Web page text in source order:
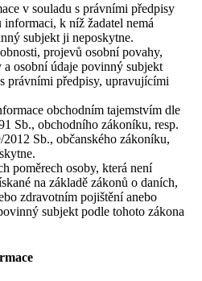
v souladu s právními předpisy
informaci, k níž žadatel nemá
subjekt ji neposkytne.
projevů osobní povahy,
osobní údaje povinný subjekt
právními předpisy, upravujícími
obchodním tajemstvím dle
Sb., obchodního zákoníku, resp.
Sb., občanského zákoníku,
poměrech osoby, která není
na základě zákonů o daních,
zdravotním pojištění anebo
subjekt podle tohoto zákona